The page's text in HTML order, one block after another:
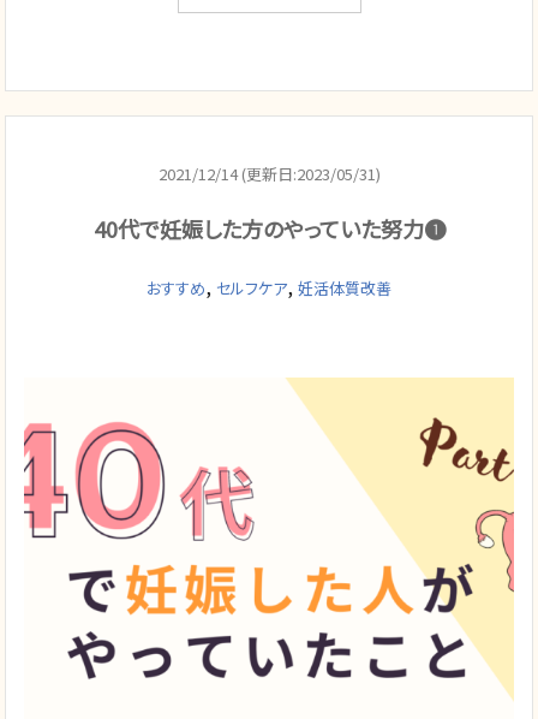
2021/12/14 (更新日:2023/05/31)
40代で妊娠した方のやっていた努力❶
おすすめ, セルフケア, 妊活体質改善